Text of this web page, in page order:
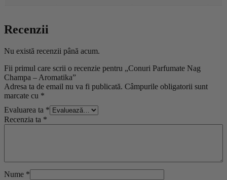
Recenzii
Nu există recenzii până acum.
Fii primul care scrii o recenzie pentru „Conuri Parfumate Nag
Champa – Aromatika”
Adresa ta de email nu va fi publicată. Câmpurile obligatorii sunt
marcate cu *
Evaluarea ta *
Recenzia ta *
Nume *